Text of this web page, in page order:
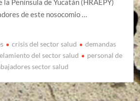
Península de Yucatán (HRAEPY)
de este nosocomio …
crisis del sector salud
demandas
del sector salud
personal de
sector salud